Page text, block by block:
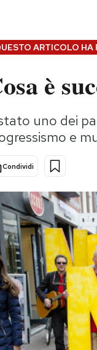
2026
ARTICOLO HA
è
uno dei
e
Condividi